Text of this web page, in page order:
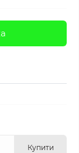
Купити